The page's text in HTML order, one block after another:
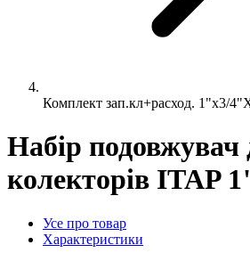
Комплект зап.кл+расход. 1"x3/
Набір подовжувач
колекторів ITAP
Усе про товар
Характеристики